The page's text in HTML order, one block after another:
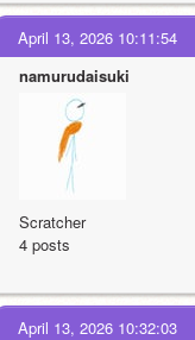
April 13, 2026 10:11:54
namurudaisuki
Scratcher
4 posts
April 13, 2026 10:32:03